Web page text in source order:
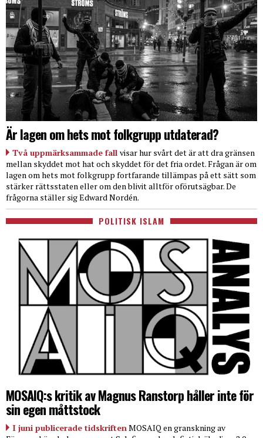
Är lagen om hets mot folkgrupp utdaterad?
Två uppmärksammade fall visar hur svårt det är att dra gränsen
mellan skyddet mot hat och skyddet för det fria ordet. Frågan är om
lagen om hets mot folkgrupp fortfarande tillämpas på ett sätt som
stärker rättsstaten eller om den blivit alltför oförutsägbar. De
frågorna ställer sig Edward Nordén.
POLITISK ISLAM
MOSAIQ:s kritik av Magnus Ranstorp håller inte för
sin egen måttstock
I juni publicerade tidskriftenMOSAIQ en granskning av